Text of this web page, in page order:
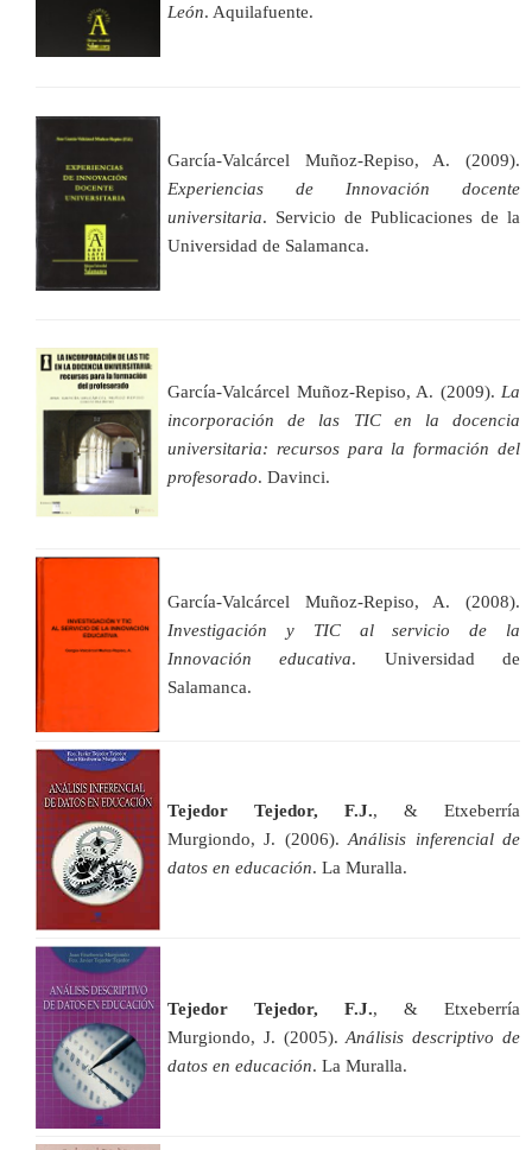
León. Aquilafuente.
García-Valcárcel Muñoz-Repiso, A. (2009).
Experiencias de Innovación docente
universitaria. Servicio de Publicaciones de la
Universidad de Salamanca.
García-Valcárcel Muñoz-Repiso, A. (2009). La
incorporación de las TIC en la docencia
universitaria: recursos para la formación del
profesorado. Davinci.
García-Valcárcel Muñoz-Repiso, A. (2008).
Investigación y TIC al servicio de la
Innovación educativa. Universidad de
Salamanca.
Tejedor Tejedor, F.J., & Etxeberría
Murgiondo, J. (2006).Análisis inferencial de
datos en educación. La Muralla.
Tejedor Tejedor, F.J., & Etxeberría
Murgiondo, J. (2005).Análisis descriptivo de
datos en educación. La Muralla.